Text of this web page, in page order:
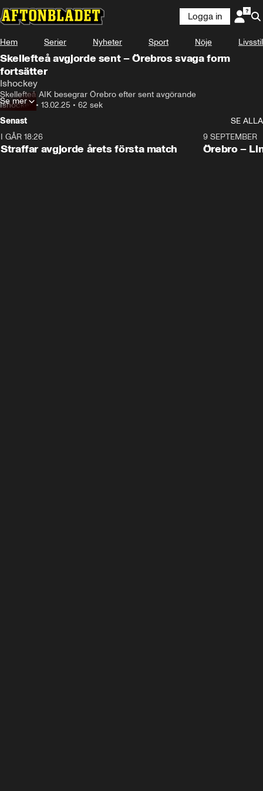
Logga in
Hem Serier Nyheter Sport Nöje Livsstil
Skellefteå avgjorde sent – Örebros svaga form
fortsätter
Ishockey
Skellefteå AIK besegrar Örebro efter sent avgörande
Ishockey• 13.02.25 • 62 sek
Se mer
Senast
SE ALLA
I GÅR 18:26
Straffar avgjorde årets första match
Plus
9 SEPTEMBER
Örebro –